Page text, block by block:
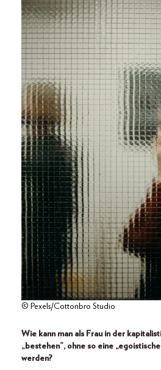
© Pexels/Cottonbro Studio
Wie kann man als Frau in der
„bestehen“, ohne so eine
werden?